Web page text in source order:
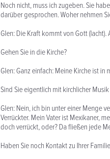
Noch nicht, muss ich zugeben. Sie
darüber gesprochen. Woher nehmen
Glen: Die Kraft kommt von Gott
Gehen Sie in die Kirche?
Glen: Ganz einfach: Meine Kirche ist in
Sind Sie eigentlich mit kirchlicher
Glen: Nein, ich bin unter einer Menge
Verrückter. Mein Vater ist Mexikaner,
doch verrückt, oder? Da fließen jede
Haben Sie noch Kontakt zu Ihrer